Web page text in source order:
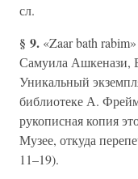
сл.
§ 9. «Zaar bath
Самуила Ашкенази,
Уникальный
библиотеке А.
рукописная копия
Музее, откуда
11–19).